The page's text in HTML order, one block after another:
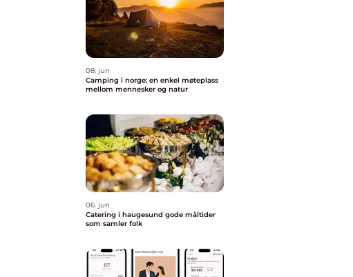
08. jun
Camping i norge: en enkel møteplass
mellom mennesker og natur
06. jun
Catering i haugesund gode måltider
som samler folk